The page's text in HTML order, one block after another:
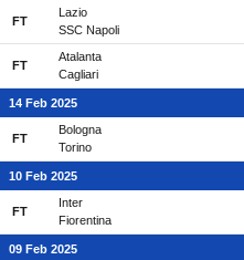
FT
Lazio
SSC Napoli
FT
Atalanta
Cagliari
14 Feb 2025
FT
Bologna
Torino
10 Feb 2025
FT
Inter
Fiorentina
09 Feb 2025